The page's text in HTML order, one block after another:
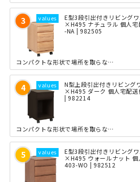
E型3段引出付きリビング
×H495 ナチュラル 個人宅
-NA | 982505
コンパクトな形状で場所を取らない、便利なコンセント付き木製リビングワゴンの横幅3...
N型上段引出付きリビン
×H495 ダーク 個人宅配送
| 982214
コンパクトな形状で場所を取らない、スマートな木製リビングワゴンの横幅300mmタ...
E型3段引出付きリビング
×H495 ウォールナット 個
403-WO | 982512